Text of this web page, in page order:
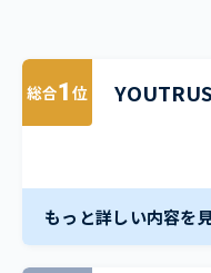
総合1 位
もっと詳しい内容を